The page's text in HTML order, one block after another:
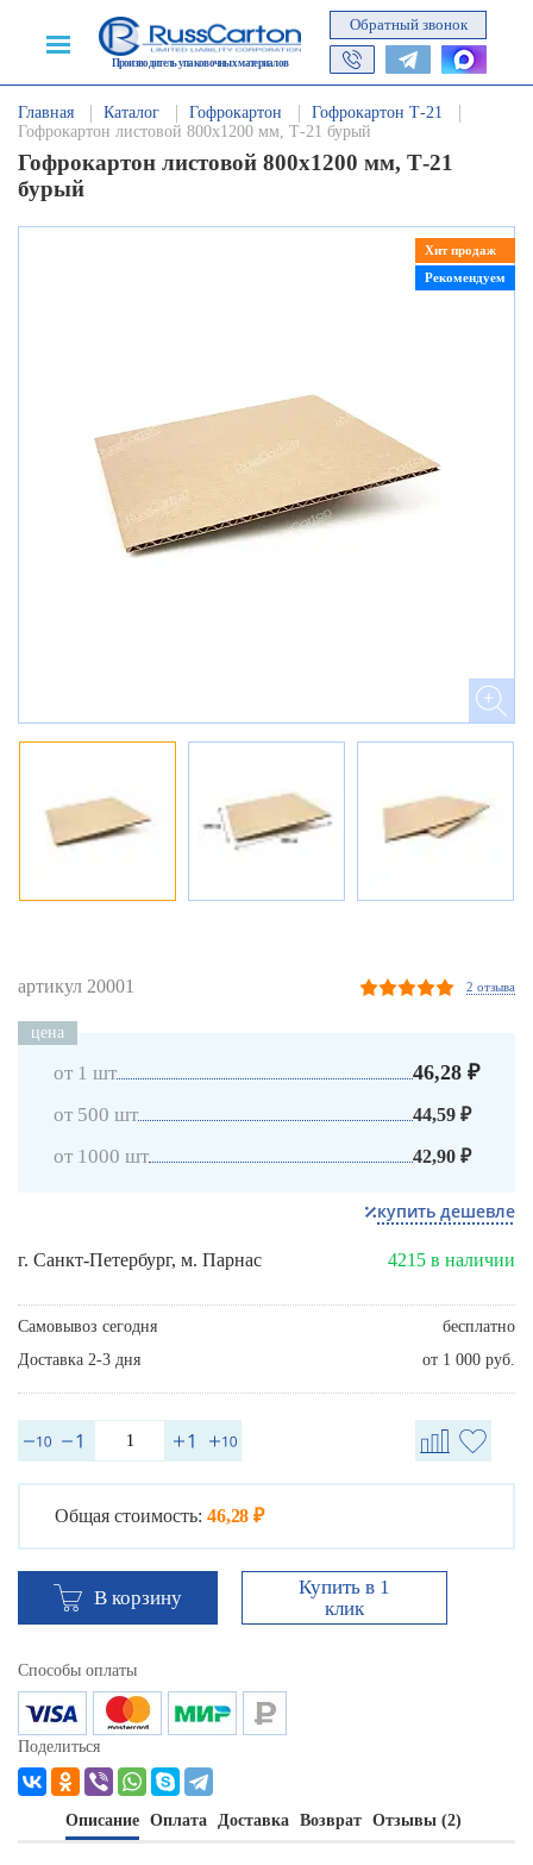
Производитель упаковочных материалов
Обратный звонок
Главная Каталог Гофрокартон
Гофрокартон Т-21
Гофрокартон листовой 800х1200 мм, Т-21 бурый
Гофрокартон листовой 800х1200 мм, Т-21
бурый
Хит продаж
Рекомендуем
артикул 20001 2 отзыва
цена
от 1 шт 46,28 ₽
от 500 шт 44,59 ₽
от 1000 шт 42,90 ₽
купить дешевле
г. Санкт-Петербург, м. Парнас 4215 в наличии
Самовывоз сегодня
бесплатно
Доставка 2-3 дня
от 1 000 руб.
Общая стоимость: 46,28 ₽
В корзину
Купить в 1
клик
Способы оплаты
Поделиться
Описание Оплата Доставка Возврат Отзывы (2)